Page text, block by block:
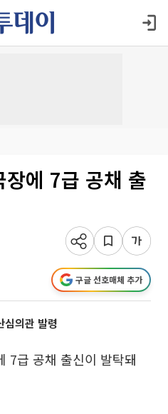
에 7급 공채 출
구글 선호매체 추가
심의관 발령
7급 공채 출신이 발탁돼